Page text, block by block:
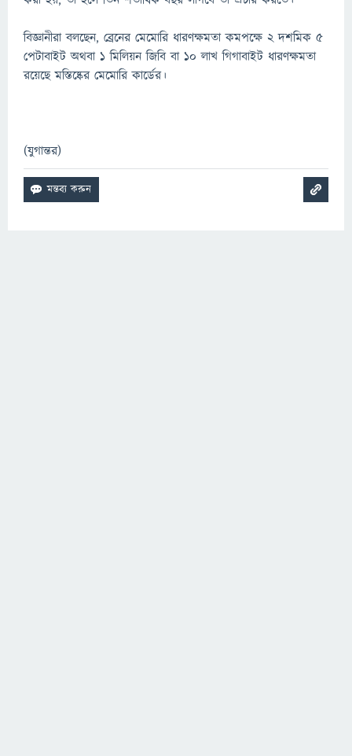
বিজ্ঞানীরা বলছেন, ব্রেনের মেমোরি ধারণক্ষমতা কমপক্ষে ২ দশমিক ৫
পেটাবাইট অথবা ১ মিলিয়ন জিবি বা ১০ লাখ গিগাবাইট ধারণক্ষমতা
রয়েছে মস্তিষ্কের মেমোরি কার্ডের।
(যুগান্তর)